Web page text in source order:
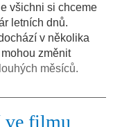
všichni si chceme
letních dnů.
v několika
změnit
měsíců.
ve filmu